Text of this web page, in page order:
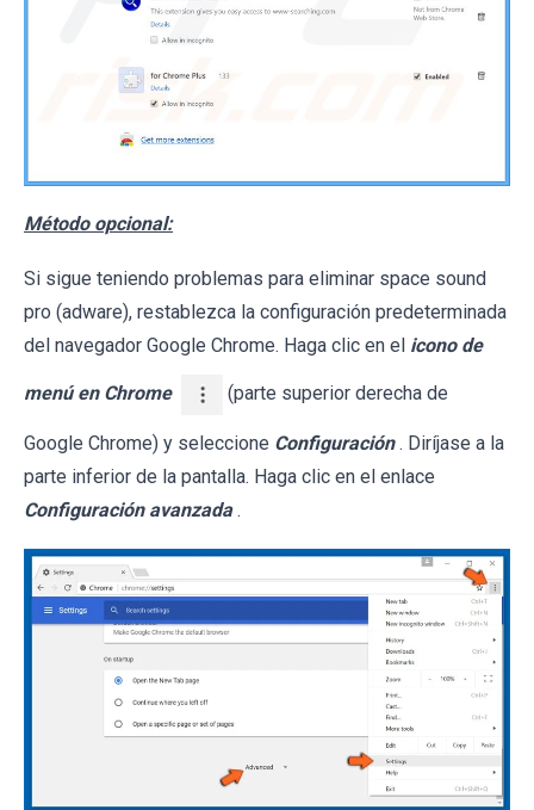
Método opcional:
Si sigue teniendo problemas para eliminar space sound
pro (adware), restablezca la configuración predeterminada
del navegador Google Chrome. Haga clic en el icono de
menú en Chrome (parte superior derecha de
Google Chrome) y seleccione Configuración . Diríjase a la
parte inferior de la pantalla. Haga clic en el enlace
Configuración avanzada .